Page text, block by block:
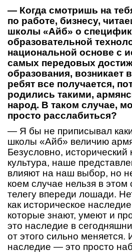
— Когда смотришь на
по работе, бизнесу,
школы «Айб» о
образовательной
национальной основе с
самых передовых
образования, возникает
ребят все получается,
родились такими,
народ. В таком случае,
просто расслабиться?
— Я бы не приписывал
школы «Айб» величию
Безусловно, исторический
культура, наше
влияют на наш выбор, но
коем случае нельзя в этом
телегу впереди лошади.
как историческое
которые знают, умеют и
это наследие в
от этого сильно меняется.
наследие — это просто